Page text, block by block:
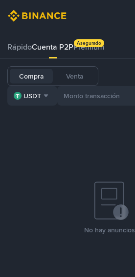
RápidoCuenta P2PPrémium
Asegurado
Compra Venta
USDT
No hay anuncios